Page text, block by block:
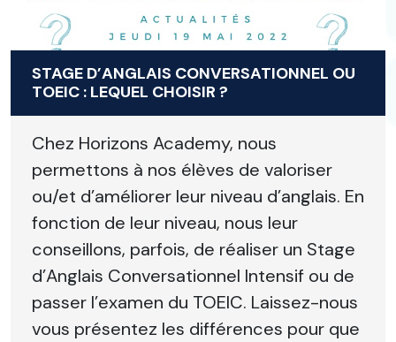
STAGE D’ANGLAIS CONVERSATIONNEL OU
TOEIC : LEQUEL CHOISIR ?
Chez Horizons Academy, nous
permettons à nos élèves de valoriser
ou/et d’améliorer leur niveau d’anglais. En
fonction de leur niveau, nous leur
conseillons, parfois, de réaliser un Stage
d’Anglais Conversationnel Intensif ou de
passer l’examen du TOEIC. Laissez-nous
vous présentez les différences pour que